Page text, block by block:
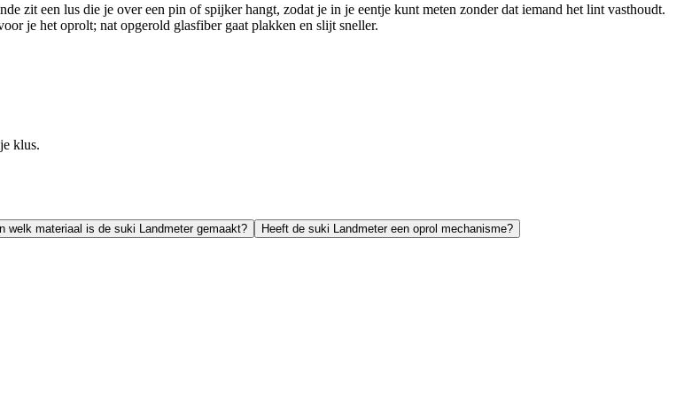
zit een lus die je over een pin of spijker hangt, zodat je in je eentje kunt meten zonder dat iemand het lint vasthoudt.
je het oprolt; nat opgerold glasfiber gaat plakken en slijt sneller.
klus.
welk materiaal is de suki Landmeter gemaakt?
Heeft de suki Landmeter een oprol mechanisme?